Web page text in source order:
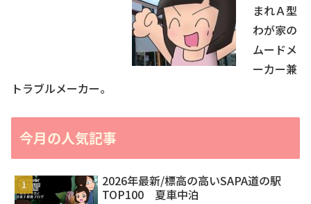
まれＡ型
わが家の
ムードメ
ーカー兼
トラブルメーカー。
今月の人気記事
2026年最新/標高の高いSAPA道の駅
TOP100 夏車中泊